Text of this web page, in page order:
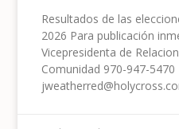
Resultados de las
2026 Para publicación
Vicepresidenta de
Comunidad 970-947-5470